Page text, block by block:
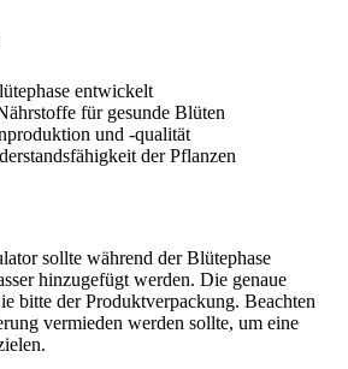
entwickelt
für gesunde Blüten
und -qualität
der Pflanzen
sollte während der Blütephase
hinzugefügt werden. Die genaue
bitte der Produktverpackung. Beachten
vermieden werden sollte, um eine